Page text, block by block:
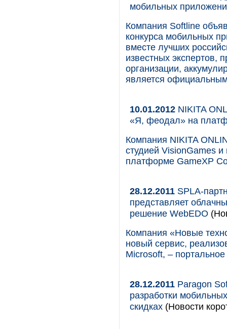
мобильных
Компания Softline
конкурса мобильных
вместе лучших
известных экспертов,
организации,
является
10.01.2012 NIKITA
«Я, феодал» на
Компания NIKITA
студией VisionGames
платформе GameXP
28.12.2011 SPLA-
представляет
решение WebEDO
Компания «Новые
новый сервис,
Microsoft, –
28.12.2011 Paragon
разработки
скидках (Новости